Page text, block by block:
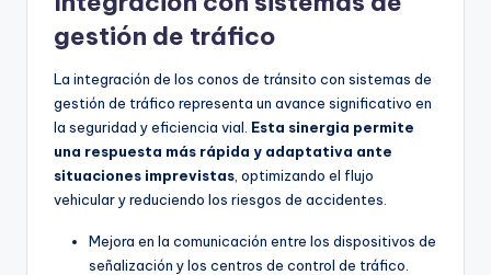
gestión de tráfico
La integración de los conos de tránsito con sistemas de
gestión de tráfico representa un avance significativo en
la seguridad y eficiencia vial. Esta sinergia permite
una respuesta más rápida y adaptativa ante
situaciones imprevistas , optimizando el flujo
vehicular y reduciendo los riesgos de accidentes.
Mejora en la comunicación entre los dispositivos de
señalización y los centros de control de tráfico.